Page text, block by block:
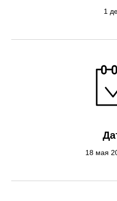
1
18 мая